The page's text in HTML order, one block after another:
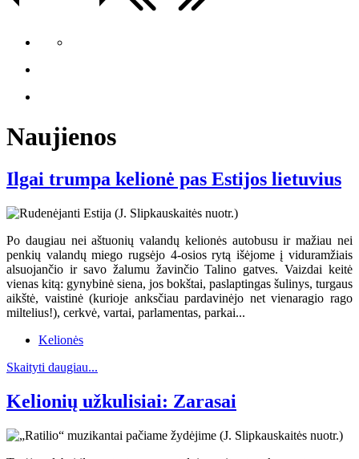
Naujienos
Ilgai trumpa kelionė pas Estijos lietuvius
Po daugiau nei aštuonių valandų kelionės autobusu ir mažiau nei
penkių valandų miego rugsėjo 4-osios rytą išėjome į viduramžiais
alsuojančio ir savo žalumu žavinčio Talino gatves. Vaizdai keitė
vienas kitą: gynybinė siena, jos bokštai, paslaptingas šulinys, turgaus
aikštė, vaistinė (kurioje anksčiau pardavinėjo net vienaragio rago
miltelius!), cerkvė, vartai, parlamentas, parkai...
Kelionės
Skaityti daugiau...
Kelionių užkulisiai: Zarasai